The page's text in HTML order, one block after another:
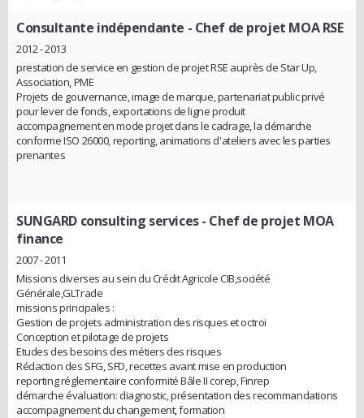
Consultante indépendante - Chef de projet MOA RSE
2012 - 2013
prestation de service en gestion de projet RSE auprès de Star Up,
Association, PME
Projets de gouvernance, image de marque, partenariat public privé
pour lever de fonds, exportations de ligne produit
accompagnement en mode projet dans le cadrage, la démarche
conforme ISO 26000, reporting, animations d'ateliers avec les parties
prenantes
SUNGARD consulting services- Chef de projet MOA
finance
2007 - 2011
Missions diverses au sein du Crédit Agricole CIB,société
Générale,GLTrade
missions principales :
Gestion de projets administration des risques et octroi
Conception et pilotage de projets
Etudes des besoins des métiers des risques
Rédaction des SFG, SFD, recettes avant mise en production
reporting réglementaire conformité Bâle II corep, Finrep
démarche évaluation: diagnostic, présentation des recommandations
accompagnement du changement, formation